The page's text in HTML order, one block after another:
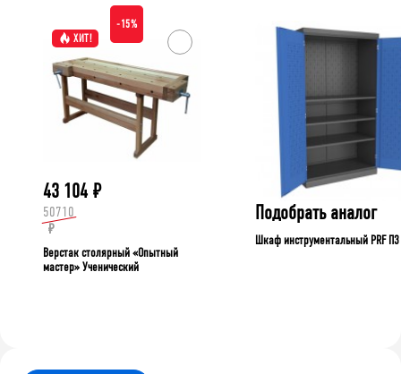
ХИТ!
-15%
43 104 ₽
50710
₽
Верстак столярный «Опытный
мастер» Ученический
Подобрать аналог
Шкаф инструментальный PRF П3